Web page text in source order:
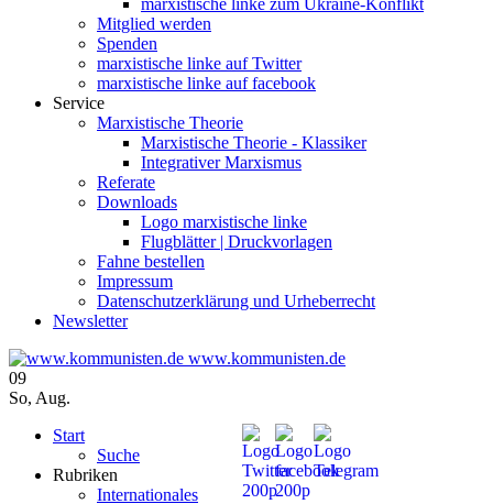
Mitglied werden
Spenden
marxistische linke auf Twitter
marxistische linke auf facebook
Service
Marxistische Theorie
Marxistische Theorie - Klassiker
Integrativer Marxismus
Referate
Downloads
Logo marxistische linke
Flugblätter | Druckvorlagen
Fahne bestellen
Impressum
Datenschutzerklärung und Urheberrecht
Newsletter
www.kommunisten.de
09
So, Aug.
Start
Suche
Rubriken
Internationales